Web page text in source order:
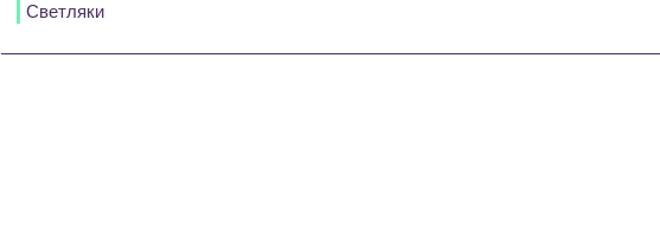
Светляки